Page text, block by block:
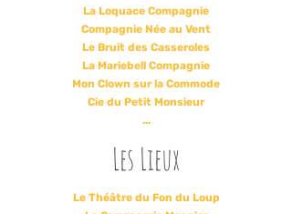
La Loquace Compagnie
Compagnie Née au Vent
Le Bruit des Casseroles
La Mariebell Compagnie
Mon Clown sur la Commode
Cie du Petit Monsieur
...
Les Lieux
Le Théâtre du Fon du Loup